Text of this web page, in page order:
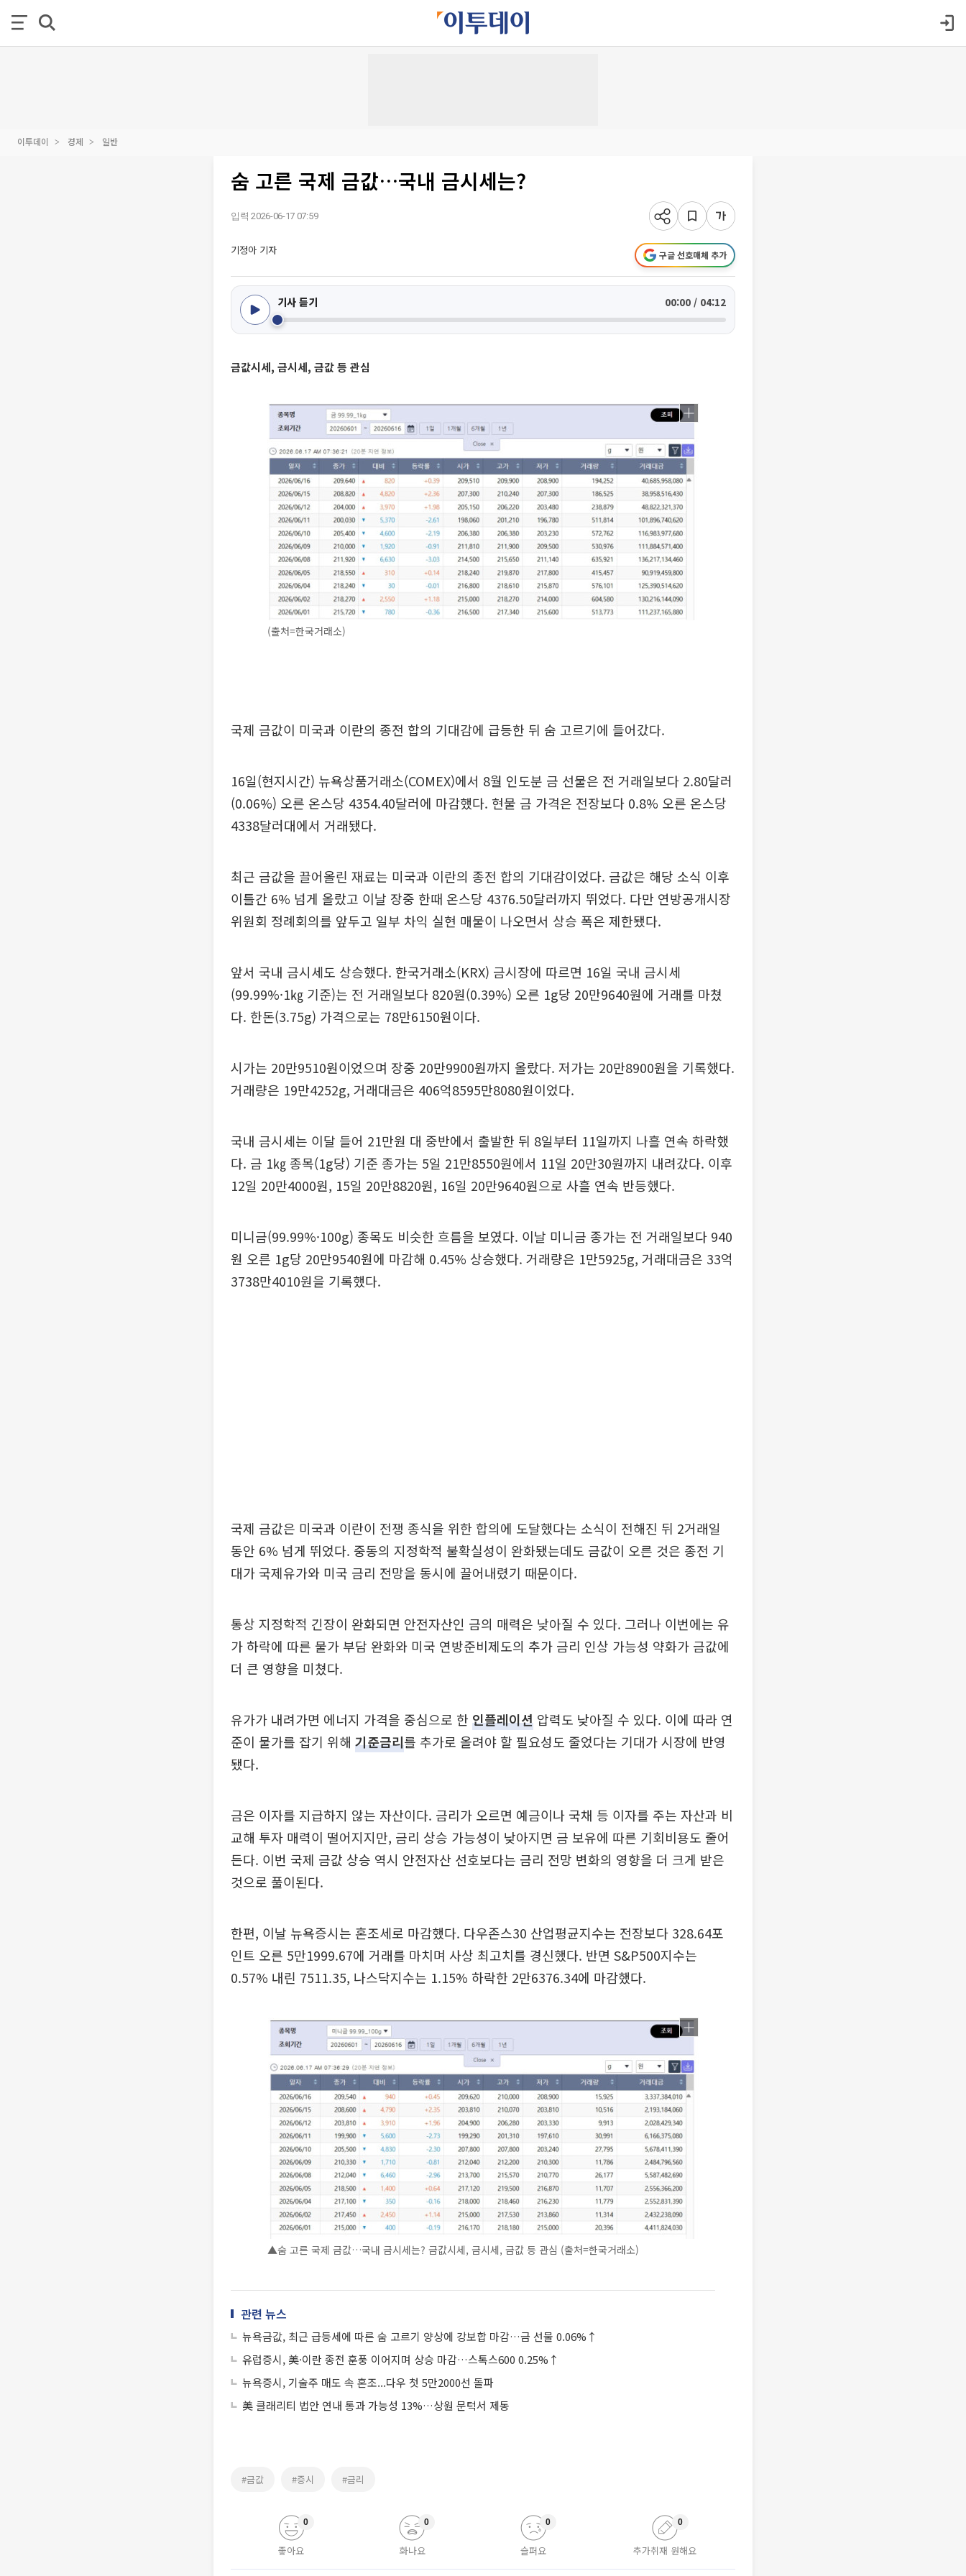
이투데이 경제 일반
숨 고른 국제 금값…국내 금시세는?
입력 2026-06-17 07:59
기정아 기자 구글 선호매체 추가
기사 듣기 00:00 / 04:12
금값시세, 금시세, 금값 등 관심
(출처=한국거래소)
국제 금값이 미국과 이란의 종전 합의 기대감에 급등한 뒤 숨 고르기에 들어갔다.
16일(현지시간) 뉴욕상품거래소(COMEX)에서 8월 인도분 금 선물은 전 거래일보다 2.80달러
(0.06%) 오른 온스당 4354.40달러에 마감했다. 현물 금 가격은 전장보다 0.8% 오른 온스당
4338달러대에서 거래됐다.
최근 금값을 끌어올린 재료는 미국과 이란의 종전 합의 기대감이었다. 금값은 해당 소식 이후
이틀간 6% 넘게 올랐고 이날 장중 한때 온스당 4376.50달러까지 뛰었다. 다만 연방공개시장
위원회 정례회의를 앞두고 일부 차익 실현 매물이 나오면서 상승 폭은 제한됐다.
앞서 국내 금시세도 상승했다. 한국거래소(KRX) 금시장에 따르면 16일 국내 금시세
(99.99%·1㎏ 기준)는 전 거래일보다 820원(0.39%) 오른 1g당 20만9640원에 거래를 마쳤
다. 한돈(3.75g) 가격으로는 78만6150원이다.
시가는 20만9510원이었으며 장중 20만9900원까지 올랐다. 저가는 20만8900원을 기록했다.
거래량은 19만4252g, 거래대금은 406억8595만8080원이었다.
국내 금시세는 이달 들어 21만원 대 중반에서 출발한 뒤 8일부터 11일까지 나흘 연속 하락했
다. 금 1㎏ 종목(1g당) 기준 종가는 5일 21만8550원에서 11일 20만30원까지 내려갔다. 이후
12일 20만4000원, 15일 20만8820원, 16일 20만9640원으로 사흘 연속 반등했다.
미니금(99.99%·100g) 종목도 비슷한 흐름을 보였다. 이날 미니금 종가는 전 거래일보다 940
원 오른 1g당 20만9540원에 마감해 0.45% 상승했다. 거래량은 1만5925g, 거래대금은 33억
3738만4010원을 기록했다.
국제 금값은 미국과 이란이 전쟁 종식을 위한 합의에 도달했다는 소식이 전해진 뒤 2거래일
동안 6% 넘게 뛰었다. 중동의 지정학적 불확실성이 완화됐는데도 금값이 오른 것은 종전 기
대가 국제유가와 미국 금리 전망을 동시에 끌어내렸기 때문이다.
통상 지정학적 긴장이 완화되면 안전자산인 금의 매력은 낮아질 수 있다. 그러나 이번에는 유
가 하락에 따른 물가 부담 완화와 미국 연방준비제도의 추가 금리 인상 가능성 약화가 금값에
더 큰 영향을 미쳤다.
유가가 내려가면 에너지 가격을 중심으로 한 인플레이션 압력도 낮아질 수 있다. 이에 따라 연
준이 물가를 잡기 위해 기준금리를 추가로 올려야 할 필요성도 줄었다는 기대가 시장에 반영
됐다.
금은 이자를 지급하지 않는 자산이다. 금리가 오르면 예금이나 국채 등 이자를 주는 자산과 비
교해 투자 매력이 떨어지지만, 금리 상승 가능성이 낮아지면 금 보유에 따른 기회비용도 줄어
든다. 이번 국제 금값 상승 역시 안전자산 선호보다는 금리 전망 변화의 영향을 더 크게 받은
것으로 풀이된다.
한편, 이날 뉴욕증시는 혼조세로 마감했다. 다우존스30 산업평균지수는 전장보다 328.64포
인트 오른 5만1999.67에 거래를 마치며 사상 최고치를 경신했다. 반면 S&P500지수는
0.57% 내린 7511.35, 나스닥지수는 1.15% 하락한 2만6376.34에 마감했다.
▲숨 고른 국제 금값…국내 금시세는? 금값시세, 금시세, 금값 등 관심 (출처=한국거래소)
관련 뉴스
뉴욕금값, 최근 급등세에 따른 숨 고르기 양상에 강보합 마감…금 선물 0.06%↑
유럽증시, 美·이란 종전 훈풍 이어지며 상승 마감…스톡스600 0.25%↑
뉴욕증시, 기술주 매도 속 혼조...다우 첫 5만2000선 돌파
美 클래리티 법안 연내 통과 가능성 13%…상원 문턱서 제동
#금값 #증시 #금리
좋아요
0
화나요
0
슬퍼요
0
추가취재 원해요
0